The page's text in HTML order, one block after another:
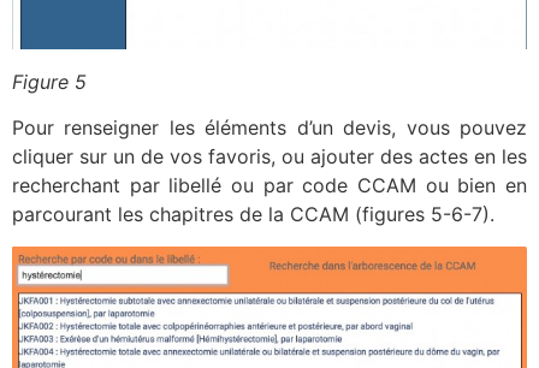
Figure 5
Pour renseigner les éléments d’un devis, vous pouvez
cliquer sur un de vos favoris, ou ajouter des actes en les
recherchant par libellé ou par code CCAM ou bien en
parcourant les chapitres de la CCAM (figures 5-6-7).